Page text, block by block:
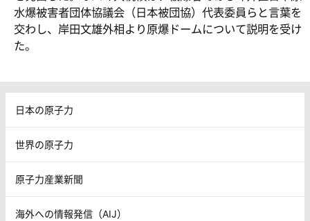
水爆被害者団体協議会（日本被団協）代表委員らと言葉を
交わし、岸田文雄外相より原爆ドームについて説明を受け
た。
日本の原子力
世界の原子力
原子力産業新聞
海外への情報発信（AIJ）